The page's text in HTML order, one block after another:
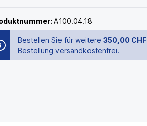
A100.04.18
Bestellen Sie für weitere350,00 CHF
Bestellung versandkostenfrei.